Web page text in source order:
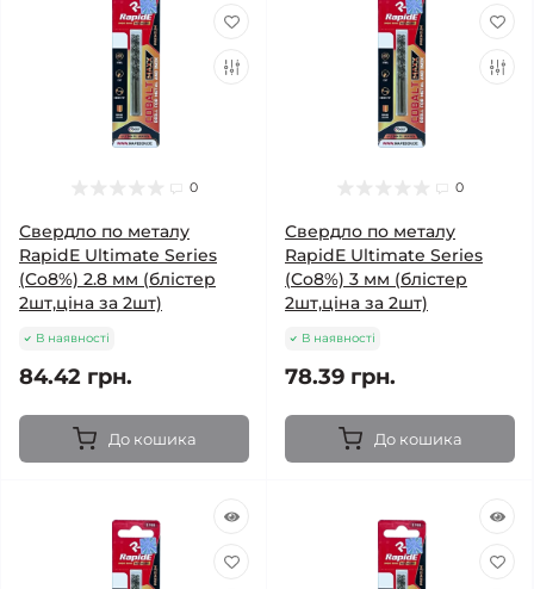
0
Свердло по металу
RapidE Ultimate Series
(Co8%) 2.8 мм (блістер
2шт,ціна за 2шт)
В наявності
84.42 грн.
До кошика
0
Свердло по металу
RapidE Ultimate Series
(Co8%) 3 мм (блістер
2шт,ціна за 2шт)
В наявності
78.39 грн.
До кошика